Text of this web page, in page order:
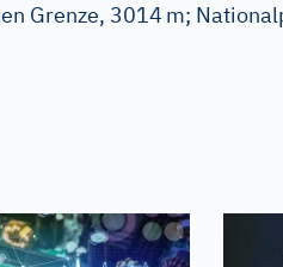
Grenze, 3014 m;